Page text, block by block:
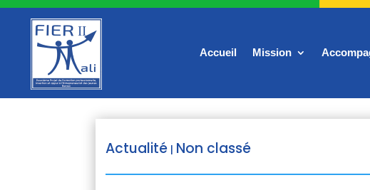
Accueil Mission
Actualité | Non classé